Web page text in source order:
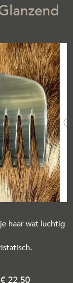
haar wat luchtig
22,50